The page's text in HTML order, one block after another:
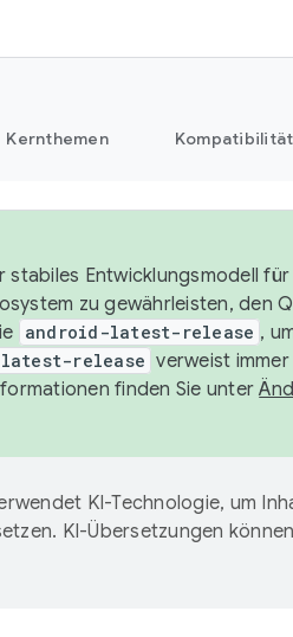
Kernthemen Kompatibilität
stabiles Entwicklungsmodell
zu gewährleisten, den
android-latest-release ,
release verweist
finden Sie unter
KI-Technologie, um
KI-Übersetzungen